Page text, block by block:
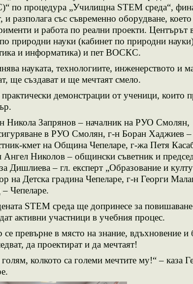
“ по процедура „Училищна STEM среда“,
, и разполага със съвременно оборудване,
и работа по реални проекти. Центърът
природни науки (кабинет по природни
и информатика) и пет ВОСКС.
технологиите, инженерството и
ще създават и ще мечтаят смело.
практически демонстрации от ученици, които
Никола Запрянов – началник на РУО Смолян,
в РУО Смолян, г-н Боран Хаджиев –
кмет на Община Чепеларе, г-жа Петя
Ангел Николов – общински съветник и
Дишлиева – гл. експерт „Образование и
на Детска градина Чепеларе, г-н Георги
– Чепеларе.
STEM среда ще допринесе за повишаване
активни участници в учебния процес.
в място на знание, вдъхновение и
да проектират и да мечтаят!
колкото са големи мечтите му!“ – каза